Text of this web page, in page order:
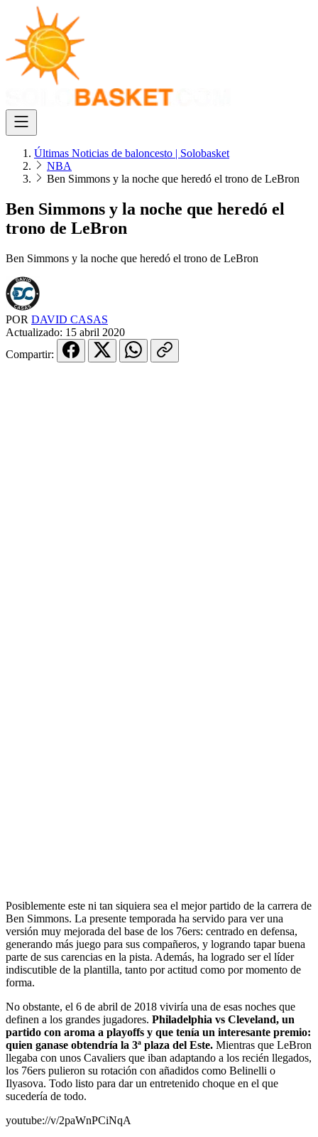
Últimas Noticias de baloncesto | Solobasket
NBA
Ben Simmons y la noche que heredó el trono de LeBron
Ben Simmons y la noche que heredó el
trono de LeBron
Ben Simmons y la noche que heredó el trono de LeBron
POR DAVID CASAS
Actualizado: 15 abril 2020
Compartir:
Posiblemente este ni tan siquiera sea el mejor partido de la carrera de
Ben Simmons. La presente temporada ha servido para ver una
versión muy mejorada del base de los 76ers: centrado en defensa,
generando más juego para sus compañeros, y logrando tapar buena
parte de sus carencias en la pista. Además, ha logrado ser el líder
indiscutible de la plantilla, tanto por actitud como por momento de
forma.
No obstante, el 6 de abril de 2018 viviría una de esas noches que
definen a los grandes jugadores. Philadelphia vs Cleveland, un
partido con aroma a playoffs y que tenía un interesante premio:
quien ganase obtendría la 3ª plaza del Este. Mientras que LeBron
llegaba con unos Cavaliers que iban adaptando a los recién llegados,
los 76ers pulieron su rotación con añadidos como Belinelli o
Ilyasova. Todo listo para dar un entretenido choque en el que
sucedería de todo.
youtube://v/2paWnPCiNqA